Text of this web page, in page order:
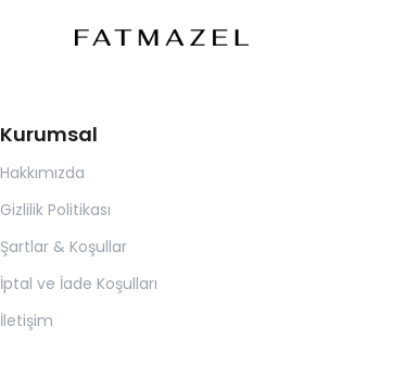
Kurumsal
Hakkımızda
Gizlilik Politikası
Şartlar & Koşullar
İptal ve İade Koşulları
İletişim